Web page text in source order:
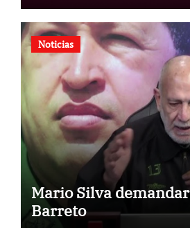
Noticias
Mario Silva
Barreto